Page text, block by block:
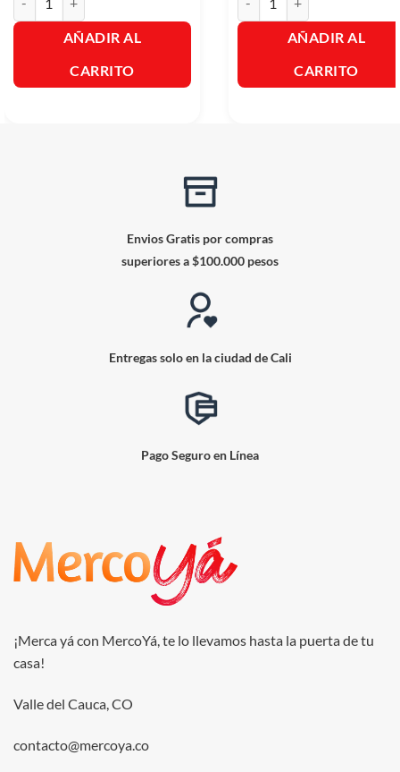
AÑADIR AL
CARRITO
AÑADIR AL
CARRITO
Envios Gratis por compras
superiores a $100.000 pesos
Entregas solo en la ciudad de Cali
Pago Seguro en Línea
¡Merca yá con MercoYá, te lo llevamos hasta la puerta de tu
casa!
Valle del Cauca, CO
contacto@mercoya.co